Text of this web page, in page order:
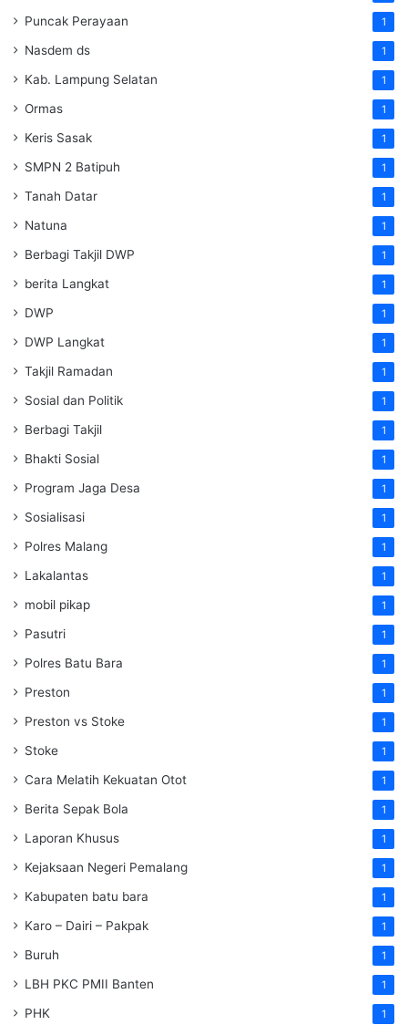
Puncak Perayaan 1
Nasdem ds 1
Kab. Lampung Selatan 1
Ormas 1
Keris Sasak 1
SMPN 2 Batipuh 1
Tanah Datar 1
Natuna 1
Berbagi Takjil DWP 1
berita Langkat 1
DWP 1
DWP Langkat 1
Takjil Ramadan 1
Sosial dan Politik 1
Berbagi Takjil 1
Bhakti Sosial 1
Program Jaga Desa 1
Sosialisasi 1
Polres Malang 1
Lakalantas 1
mobil pikap 1
Pasutri 1
Polres Batu Bara 1
Preston 1
Preston vs Stoke 1
Stoke 1
Cara Melatih Kekuatan Otot 1
Berita Sepak Bola 1
Laporan Khusus 1
Kejaksaan Negeri Pemalang 1
Kabupaten batu bara 1
Karo – Dairi – Pakpak 1
Buruh 1
LBH PKC PMII Banten 1
PHK 1